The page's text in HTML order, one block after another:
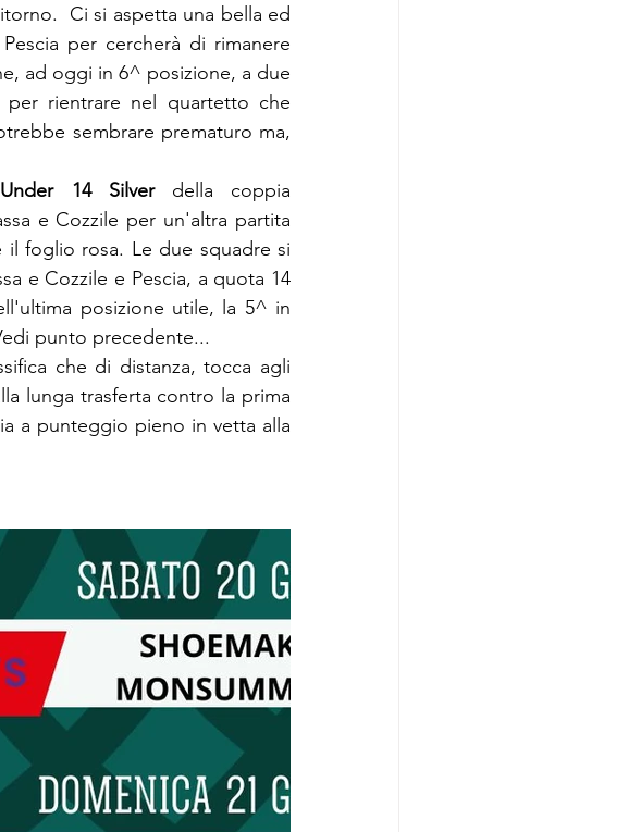
Ci si aspetta una bella ed
per cercherà di rimanere
ad oggi in 6^ posizione, a due
rientrare nel quartetto che
sembrare prematuro ma,
Under 14 Silver della coppia
e Cozzile per un'altra partita
foglio rosa. Le due squadre si
e Cozzile e Pescia, a quota 14
posizione utile, la 5^ in
punto precedente...
lunga trasferta contro la prima
a punteggio pieno in vetta alla